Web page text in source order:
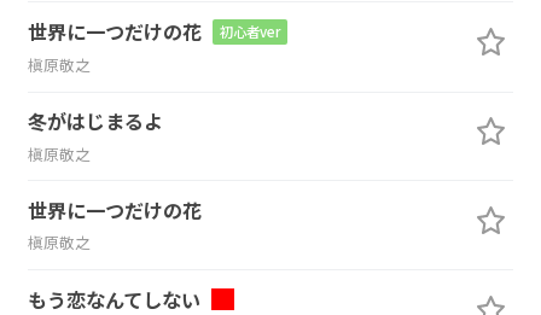
世界に一つだけの花 初心者ver
槇原敬之
冬がはじまるよ
槇原敬之
世界に一つだけの花
槇原敬之
もう恋なんてしない